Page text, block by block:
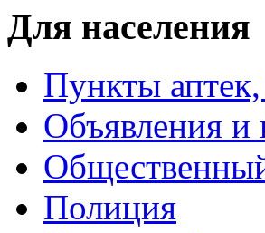
Для населения
Пункты
Объявления и
Полиция